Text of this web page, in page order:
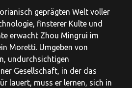
geprägten Welt voller
finsterer Kulte und
erwacht Zhou Mingrui im
Moretti. Umgeben von
undurchsichtigen
Gesellschaft, in der das
lauert, muss er lernen, sich in